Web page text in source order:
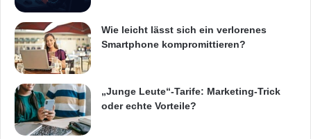
Wie leicht lässt sich ein verlorenes
Smartphone kompromittieren?
„Junge Leute“-Tarife: Marketing-Trick
oder echte Vorteile?